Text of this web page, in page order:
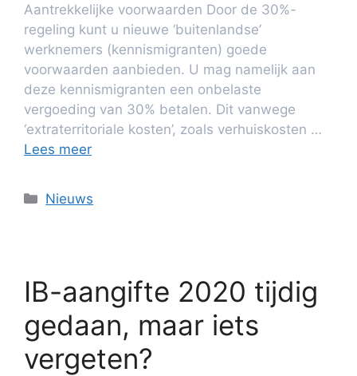
Aantrekkelijke voorwaarden Door de 30%-
regeling kunt u nieuwe ‘buitenlandse’
werknemers (kennismigranten) goede
voorwaarden aanbieden. U mag namelijk aan
deze kennismigranten een onbelaste
vergoeding van 30% betalen. Dit vanwege
‘extraterritoriale kosten’, zoals verhuiskosten …
Lees meer
Nieuws
IB-aangifte 2020 tijdig
gedaan, maar iets
vergeten?